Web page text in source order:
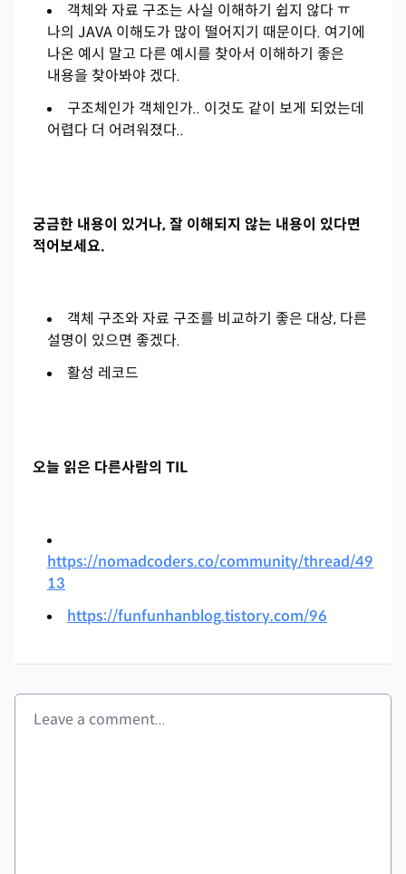
객체와 자료 구조는 사실 이해하기 쉽지 않다 ㅠ
나의 JAVA 이해도가 많이 떨어지기 때문이다. 여기에
나온 예시 말고 다른 예시를 찾아서 이해하기 좋은
내용을 찾아봐야 겠다.
구조체인가 객체인가.. 이것도 같이 보게 되었는데
어렵다 더 어려워졌다..
궁금한 내용이 있거나, 잘 이해되지 않는 내용이 있다면
적어보세요.
객체 구조와 자료 구조를 비교하기 좋은 대상, 다른
설명이 있으면 좋겠다.
활성 레코드
오늘 읽은 다른사람의 TIL
https://nomadcoders.co/community/thread/49
13
https://funfunhanblog.tistory.com/96